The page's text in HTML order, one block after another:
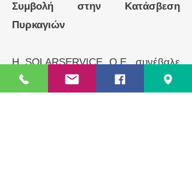
Συμβολή στην Κατάσβεση
Πυρκαγιών
Η SOLARSERVICE O.E. συνέβαλε
αποφασιστικά στην κατάσβεση